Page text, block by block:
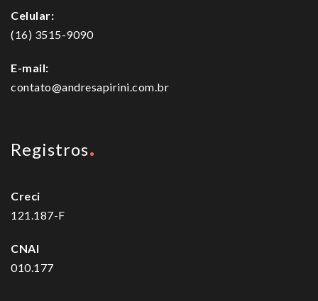
Celular:
(16) 3515-9090
E-mail:
contato@andresapirini.com.br
Registros
Creci
121.187-F
CNAI
010.177